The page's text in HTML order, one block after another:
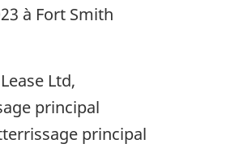
à Fort Smith
Ltd,
principal
principal